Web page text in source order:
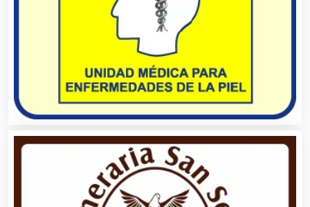
Aire Acondicionado
Alarmas
Albercas
Alimentos